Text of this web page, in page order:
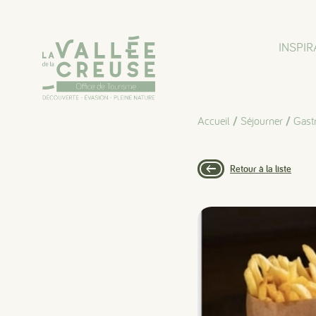
Accueil / Séjourner /
Retour à la liste